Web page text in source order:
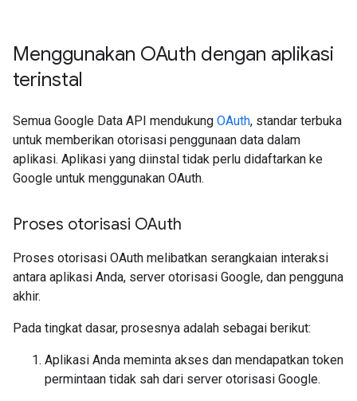
Menggunakan OAuth dengan aplikasi
terinstal
Semua Google Data API mendukung OAuth, standar terbuka
untuk memberikan otorisasi penggunaan data dalam
aplikasi. Aplikasi yang diinstal tidak perlu didaftarkan ke
Google untuk menggunakan OAuth.
Proses otorisasi OAuth
Proses otorisasi OAuth melibatkan serangkaian interaksi
antara aplikasi Anda, server otorisasi Google, dan pengguna
akhir.
Pada tingkat dasar, prosesnya adalah sebagai berikut:
Aplikasi Anda meminta akses dan mendapatkan token
permintaan tidak sah dari server otorisasi Google.